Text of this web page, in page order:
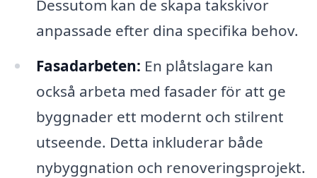
Dessutom kan de skapa takskivor
anpassade efter dina specifika behov.
Fasadarbeten: En plåtslagare kan
också arbeta med fasader för att ge
byggnader ett modernt och stilrent
utseende. Detta inkluderar både
nybyggnation och renoveringsprojekt.